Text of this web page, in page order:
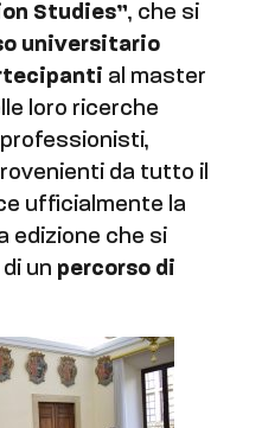
Studies”, che si
universitario
al master
loro ricerche
da tutto il
ufficialmente la
edizione che si
un percorso di